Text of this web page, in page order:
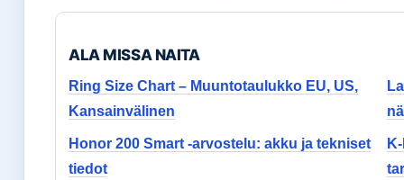
ALA MISSA NAITA
Ring Size Chart – Muuntotaulukko EU, US,
Kansainvälinen
Honor 200 Smart -arvostelu: akku ja tekniset
tiedot